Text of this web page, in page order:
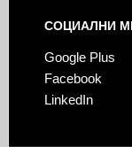
СОЦИАЛНИ
Google Plus
Facebook
LinkedIn